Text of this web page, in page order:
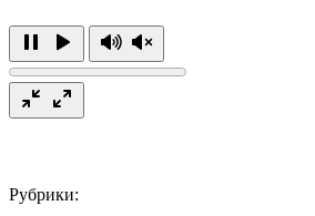
Рубрики: